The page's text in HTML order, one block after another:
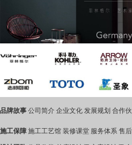
品牌故事 公司简介 企业文化 发展规划 合作
施工保障 施工工艺馆 装修课堂 服务体系 售